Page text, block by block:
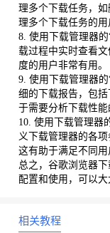
理多个下载任务，
理多个下载任务的用
8. 使用下载管理器
载过程中实时查看
度的用户非常有用。
9. 使用下载管理器
细的下载报告，包
于需要分析下载性能
10. 使用下载管理器
义下载管理器的各
这有助于满足不同用
总之，谷歌浏览器
配置和使用，可以大
相关教程